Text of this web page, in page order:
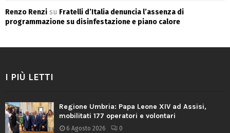
Renzo Renzi su Fratelli d’Italia denuncia l’assenza di
programmazione su disinfestazione e piano calore
I PIÙ LETTI
Regione Umbria: Papa Leone XIV ad Assisi,
mobilitati 177 operatori e volontari
6 Agosto 2026 0